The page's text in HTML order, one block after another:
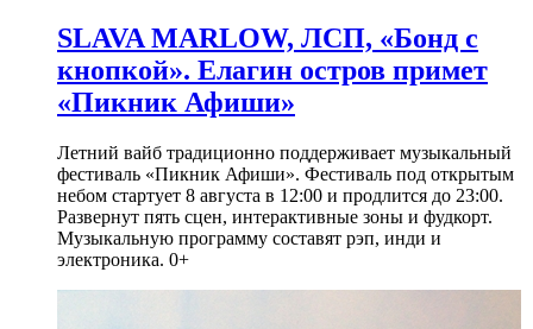
SLAVA MARLOW, ЛСП, «Бонд с
кнопкой». Елагин остров примет
«Пикник Афиши»
Летний вайб традиционно поддерживает музыкальный
фестиваль «Пикник Афиши». Фестиваль под открытым
небом стартует 8 августа в 12:00 и продлится до 23:00.
Развернут пять сцен, интерактивные зоны и фудкорт.
Музыкальную программу составят рэп, инди и
электроника. 0+